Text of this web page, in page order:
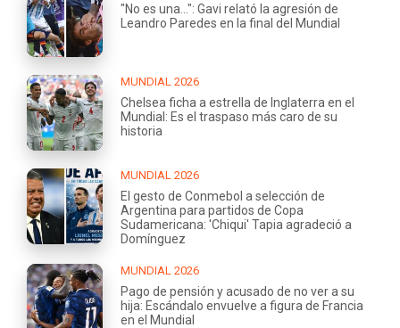
"No es una...": Gavi relató la agresión de
Leandro Paredes en la final del Mundial
MUNDIAL 2026
Chelsea ficha a estrella de Inglaterra en el
Mundial: Es el traspaso más caro de su
historia
MUNDIAL 2026
El gesto de Conmebol a selección de
Argentina para partidos de Copa
Sudamericana: 'Chiqui' Tapia agradeció a
Domínguez
MUNDIAL 2026
Pago de pensión y acusado de no ver a su
hija: Escándalo envuelve a figura de Francia
en el Mundial